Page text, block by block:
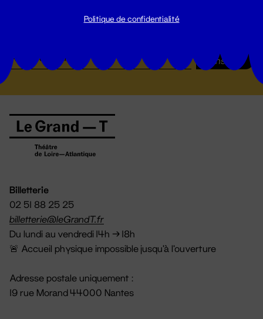
Suivez toutes les actualités du
S'inscrire
Billetterie
02 51 88 25 25
billetterie@leGrandT.fr
Du lundi au vendredi 14h → 18h
🚨 Accueil physique impossible jusqu'à l'ouverture
Adresse postale uniquement :
19 rue Morand 44000 Nantes
Politique de confidentialité